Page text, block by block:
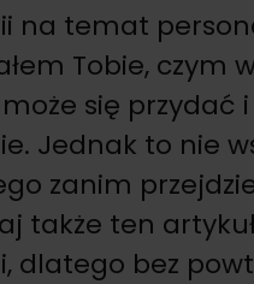
na temat
Tobie, czym
się przydać
Jednak to nie
zanim
także ten
dlatego bez